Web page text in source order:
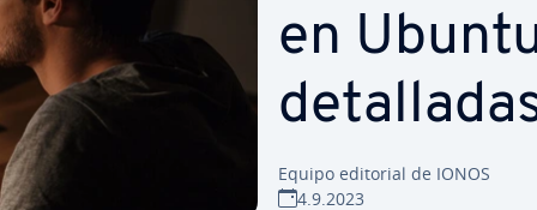
en
Equipo editorial de IONOS
4.9.2023